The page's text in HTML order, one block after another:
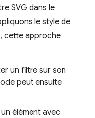
SVG dans le
le style de
cette approche
un filtre sur son
peut ensuite
élément avec